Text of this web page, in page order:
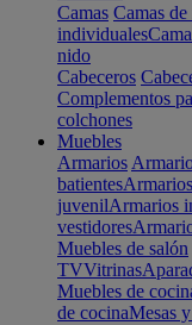
Camas Camas
individuales
nido
Cabeceros
Complementos
colchones
Muebles
Armarios
batientes
juvenilArmarios
vestidores
Muebles de salón
TVVitrinas
Muebles de
de cocinaMesas